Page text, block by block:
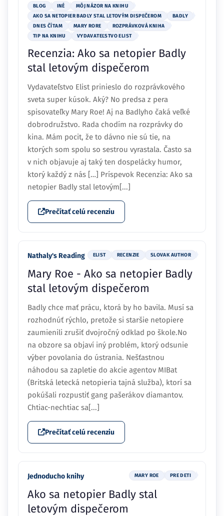
BLOG INÉ
MÔJ NÁZOR NA KNIHU
AKO SA NETOPIER BADLY STAL LETOVÝM DISPEČEROM
BADLY
DNES ČÍTAM
MARY RORE
ROZPRÁVKOVÁ KNIHA
TIP NA KNIHU
VYDAVATEĽSTVO ELIST
Recenzia: Ako sa netopier Badly
stal letovým dispečerom
Vydavateľstvo Elist prinieslo do rozprávkového
sveta super kúsok. Aký? No predsa z pera
spisovateľky Mary Roe! Aj na Badlyho čaká veľké
dobrodružstvo. Rada chodím na rozprávky do
kina. Mám pocit, že to dávno nie sú tie, na
ktorých som spolu so sestrou vyrastala. Často sa
v nich objavuje aj taký ten dospelácky humor,
ktorý každý z nás […] Príspevok Recenzia: Ako sa
netopier Badly stal letovým[...]
Prečítať celú recenziu
Nathaly's Reading ELIST RECENZIE SLOVAK AUTHOR
Mary Roe - Ako sa netopier Badly
stal letovým dispečerom
Badly chce mať prácu, ktorá by ho bavila. Musí sa
rozhodnúť rýchlo, pretože si staršie netopiere
zaumienili zrušiť dvojročný odklad po škole.No
na obzore sa objaví iný problém, ktorý odsunie
výber povolania do ústrania. Nešťastnou
náhodou sa zapletie do akcie agentov MIBat
(Britská letecká netopieria tajná služba), ktorí sa
pokúšali rozpustiť gang pašerákov diamantov.
Chtiac-nechtiac sa[...]
Prečítať celú recenziu
Jednoducho knihy MARY ROE PRE DETI
Ako sa netopier Badly stal
letovým dispečerom